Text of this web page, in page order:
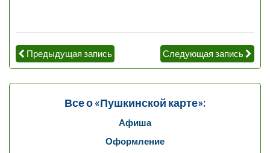
Предыдущая запись Следующая запись
Все о «Пушкинской карте»:
Афиша
Оформление